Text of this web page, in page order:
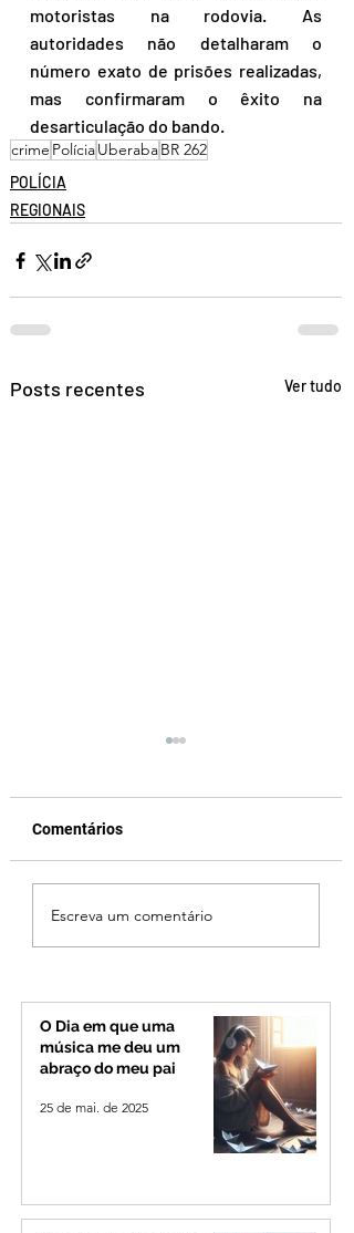
motoristas na rodovia. As
autoridades não detalharam o
número exato de prisões realizadas,
mas confirmaram o êxito na
desarticulação do bando.
crime PolíciaUberabaBR 262
POLÍCIA
REGIONAIS
Posts recentes Ver tudo
Criança de 2 anos
morre em capotamento
na Zona Rural de Ibiá
Comentários
Escreva um comentário
O Dia em que uma
música me deu um
abraço do meu pai
25 de mai. de 2025